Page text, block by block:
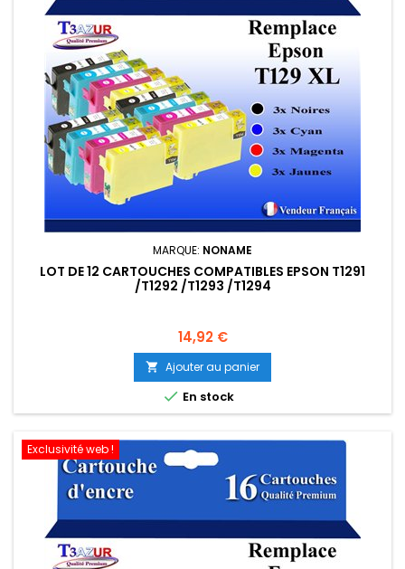
MARQUE: NONAME
LOT DE 12 CARTOUCHES COMPATIBLES EPSON T1291
/T1292 /T1293 /T1294
Prix
14,92 €
 Ajouter au panier
 En stock
Exclusivité web !